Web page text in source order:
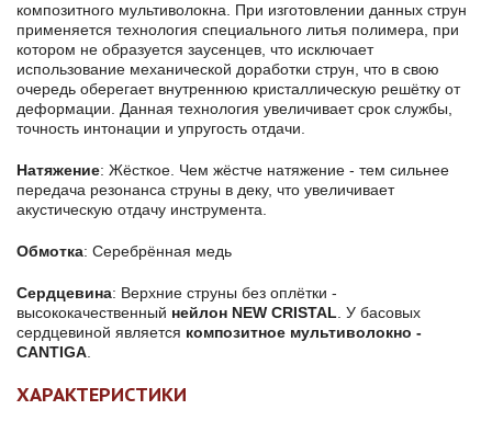
композитного мультиволокна. При изготовлении данных струн
применяется технология специального литья полимера, при
котором не образуется заусенцев, что исключает
использование механической доработки струн, что в свою
очередь оберегает внутреннюю кристаллическую решётку от
деформации. Данная технология увеличивает срок службы,
точность интонации и упругость отдачи.
Натяжение: Жёсткое. Чем жёстче натяжение - тем сильнее
передача резонанса струны в деку, что увеличивает
акустическую отдачу инструмента.
Обмотка: Серебрённая медь
Сердцевина: Верхние струны без оплётки -
высококачественный нейлон NEW CRISTAL . У басовых
сердцевиной является композитное мультиволокно -
CANTIGA
ХАРАКТЕРИСТИКИ